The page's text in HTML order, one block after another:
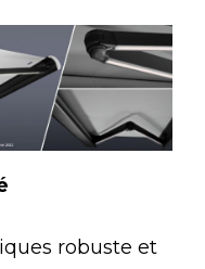
robuste et